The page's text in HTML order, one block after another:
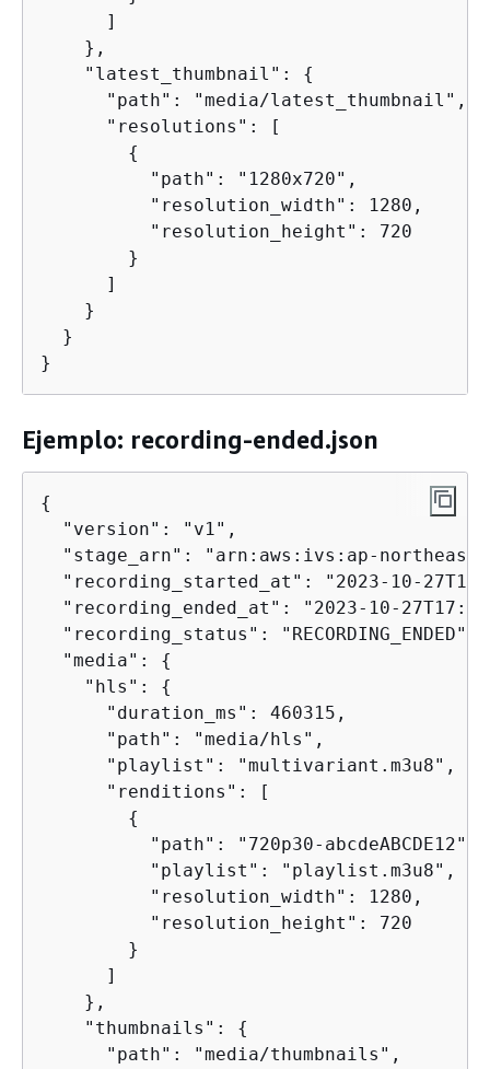
      ]
    },
    "latest_thumbnail":
{
      "path": "media/latest_thumbnail",
      "resolutions": [
{
          "path": "1280x720",
          "resolution_width": 1280,
          "resolution_height": 720
        }
      ]
    }
  }
}
Ejemplo: recording-ended.json
{
  "version": "v1",
"stage_arn": "arn:aws:ivs:ap-
"recording_started_at": "2023-10-
"recording_ended_at": "2023-10-
  "recording_status": "RECORDING_ENDED",
  "media":
{
    "hls":
{
      "duration_ms": 460315,
      "path": "media/hls",
      "playlist": "multivariant.m3u8",
      "renditions": [
{
          "path": "720p30-abcdeABCDE12",
          "playlist": "playlist.m3u8",
          "resolution_width": 1280,
          "resolution_height": 720
        }
      ]
    },
    "thumbnails":
{
      "path": "media/thumbnails",